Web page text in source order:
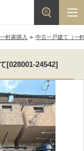
軒家購入 中古一戸建て（一
[028001-24542]